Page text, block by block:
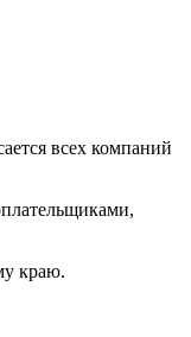
всех компаний
краю.